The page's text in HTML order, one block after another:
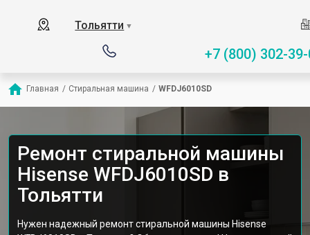
Тольятти ▼
+7 (800) 302-
Главная / Стиральная машина / WFDJ6010SD
Ремонт стиральной машины
Hisense WFDJ6010SD в
Тольятти
Нужен надежный ремонт стиральной машины Hisense